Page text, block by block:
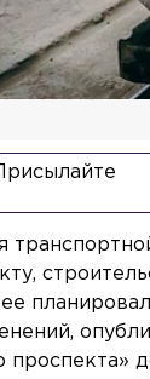
проспекта»